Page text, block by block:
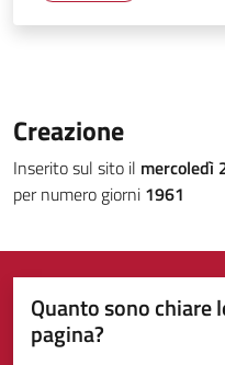
Creazione
Inserito sul sito il mercoledì
per numero giorni 1961
Quanto sono chiare
pagina?